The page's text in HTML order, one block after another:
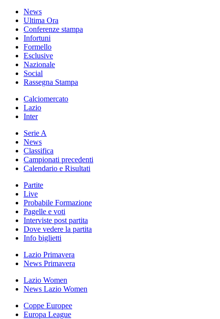
News
Ultima Ora
Conferenze stampa
Infortuni
Formello
Esclusive
Nazionale
Social
Rassegna Stampa
Calciomercato
Lazio
Inter
Serie A
News
Classifica
Campionati precedenti
Calendario e Risultati
Partite
Live
Probabile Formazione
Pagelle e voti
Interviste post partita
Dove vedere la partita
Info biglietti
Lazio Primavera
News Primavera
Lazio Women
News Lazio Women
Coppe Europee
Europa League